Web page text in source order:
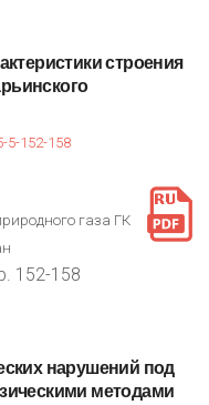
строения
5-152-158
газа ГК
152-158
нарушений под
методами